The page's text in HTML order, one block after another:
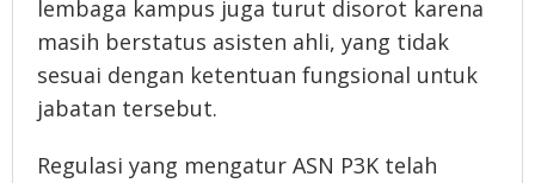
lembaga kampus juga turut disorot karena
masih berstatus asisten ahli, yang tidak
sesuai dengan ketentuan fungsional untuk
jabatan tersebut.
Regulasi yang mengatur ASN P3K telah